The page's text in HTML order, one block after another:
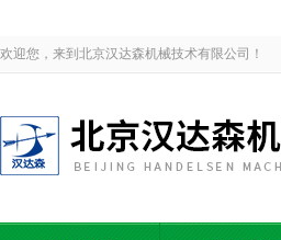
欢迎您，来到北京汉达森机械技术有限公司！